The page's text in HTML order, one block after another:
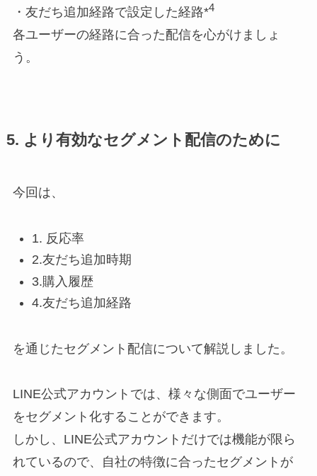
・友だち追加経路で設定した経路*4
各ユーザーの経路に合った配信を心がけましょ
う。
5. より有効なセグメント配信のために
今回は、
1. 反応率
2.友だち追加時期
3.購入履歴
4.友だち追加経路
を通じたセグメント配信について解説しました。
LINE公式アカウントでは、様々な側面でユーザー
をセグメント化することができます。
しかし、LINE公式アカウントだけでは機能が限ら
れているので、自社の特徴に合ったセグメントが